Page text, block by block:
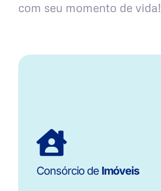
com seu momento de vida!
Consórcio de Imóveis